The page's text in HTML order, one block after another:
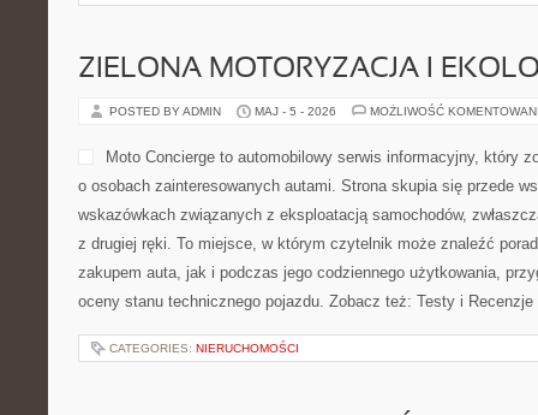
ZIELONA MOTORYZACJA I
POSTED BY ADMIN MAJ - 5 - 2026 MOŻLIWOŚĆ
Moto Concierge to automobilowy serwis informacyjny, który
o osobach zainteresowanych autami. Strona skupia się przede
wskazówkach związanych z eksploatacją samochodów,
z drugiej ręki. To miejsce, w którym czytelnik może znaleźć
zakupem auta, jak i podczas jego codziennego użytkowania,
oceny stanu technicznego pojazdu. Zobacz też: Testy i
CATEGORIES: NIERUCHOMOŚCI